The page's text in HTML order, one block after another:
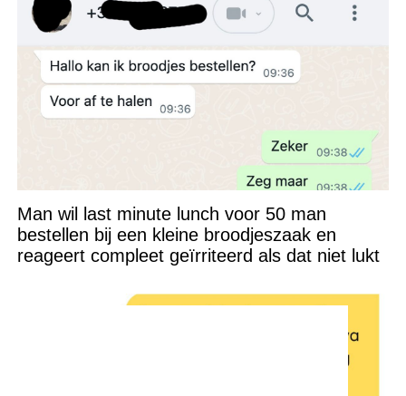
Man wil last minute lunch voor 50 man
bestellen bij een kleine broodjeszaak en
reageert compleet geïrriteerd als dat niet lukt